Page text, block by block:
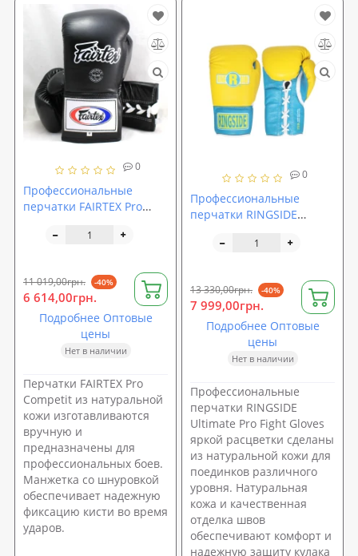
0
Профессиональные
перчатки FAIRTEX Pro
11 019,00грн. -40%
6 614,00грн.
Подробнее Оптовые
цены
Нет в наличии
Перчатки FAIRTEX Pro
Competit из натуральной
кожи изготавливаются
вручную и
предназначены для
профессиональных боев.
Манжетка со шнуровкой
обеспечивает надежную
фиксацию кисти во время
ударов.
0
Профессиональные
перчатки RINGSIDE
13 330,00грн. -40%
7 999,00грн.
Подробнее Оптовые
цены
Нет в наличии
Профессиональные
перчатки RINGSIDE
Ultimate Pro Fight Gloves
яркой расцветки сделаны
из натуральной кожи для
поединков различного
уровня. Натуральная
кожа и качественная
отделка швов
обеспечивают комфорт и
надежную защиту кулака